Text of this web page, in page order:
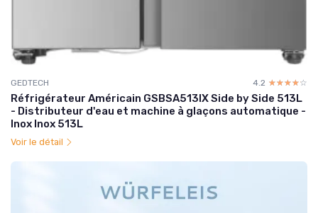
GEDTECH 4.2 ☆☆☆☆☆
★★★★★
Réfrigérateur Américain GSBSA513IX Side by Side 513L
- Distributeur d'eau et machine à glaçons automatique -
Inox Inox 513L
Voir le détail